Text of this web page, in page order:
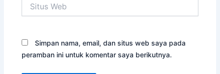
Web
Simpan nama, email, dan situs web saya pada
peramban ini untuk komentar saya berikutnya.